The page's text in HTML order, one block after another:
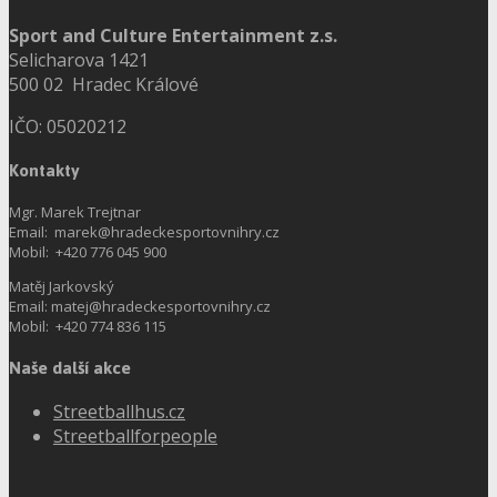
Sport and Culture Entertainment z.s.
Selicharova 1421
500 02 Hradec Králové
IČO: 05020212
Kontakty
Mgr. Marek Trejtnar
Email: marek@hradeckesportovnihry.cz
Mobil: +420 776 045 900
Matěj Jarkovský
Email: matej@hradeckesportovnihry.cz
Mobil: +420 774 836 115
Naše další akce
Streetballhus.cz
Streetballforpeople